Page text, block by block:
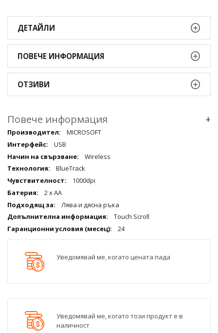
ДЕТАЙЛИ
ПОВЕЧЕ ИНФОРМАЦИЯ
ОТЗИВИ
Повече информация +
Повече
информация
MICROSOFT
USB
Wireless
BlueTrack
1000dpi
2 x AA
Лява и дясна ръка
Touch Scroll
24
Уведомявай ме, когато цената пада
Уведомявай ме, когато този продукт е в
наличност